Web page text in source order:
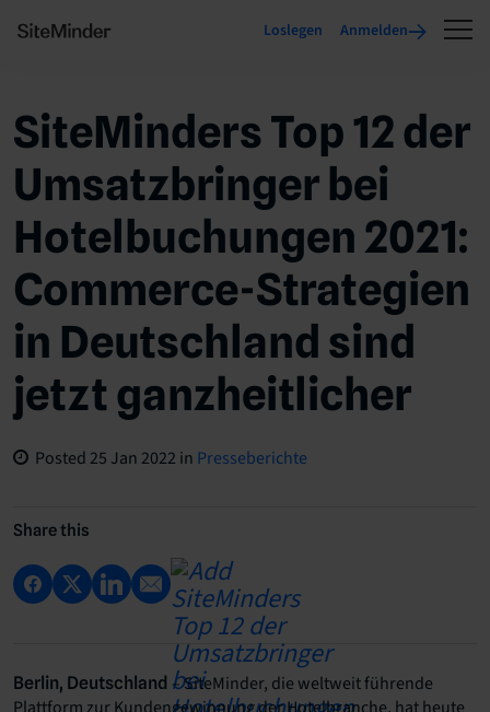
Loslegen Anmelden
SiteMinders Top 12 der
Umsatzbringer bei
Hotelbuchungen 2021:
Commerce-Strategien
in Deutschland sind
jetzt ganzheitlicher
Posted 25 Jan 2022 in Presseberichte
Share this
Berlin, Deutschland – SiteMinder, die weltweit führende
Plattform zur Kundengewinnung der Hotelbranche, hat heute